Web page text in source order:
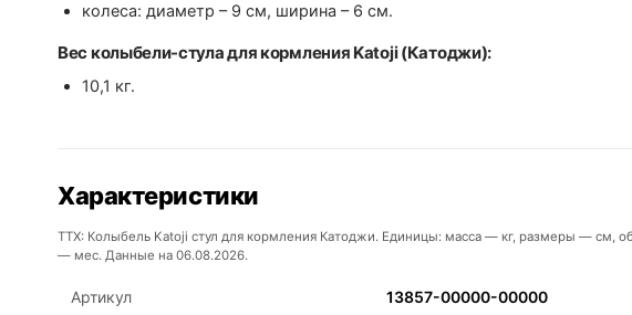
колеса: диаметр – 9 см, ширина – 6 см.
Вес колыбели-стула для кормления Katoji (Катоджи):
10,1 кг.
Характеристики
ТТХ: Колыбель Katoji стул для кормления Катоджи. Единицы: масса — кг, размеры — см,
— мес. Данные на 06.08.2026.
Артикул 13857-00000-00000